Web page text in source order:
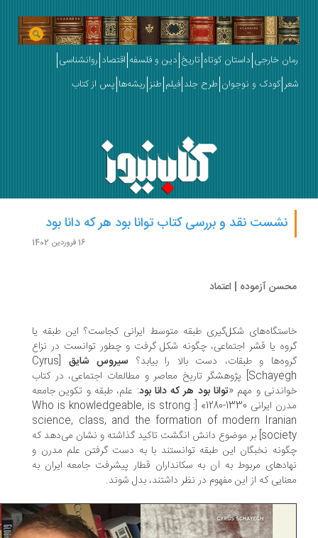
خارجی داستان کوتاه تاریخ دین و فلسفه اقتصاد روانشناسی
کودک و نوجوان طرح جلد فیلم طنز ریشه‌ها پس از کتاب
نشست نقد و بررسی کتاب توانا بود هر که دانا بود
آزموده | اعتماد
شکل‌گیری طبقه متوسط ایرانی کجاست؟ این طبقه یا
یا قشر اجتماعی، چگونه شکل گرفت و چطور توانست در نزاع
و طبقات، دست بالا را بیابد؟سیروس شایق [Cyrus
Schayegh] پژوهشگر تاریخ معاصر و مطالعات اجتماعی، در کتاب
و مهم «توانا بود هر که دانا بود: علم، طبقه و تکوین جامعه
مدرن ایرانی 1330-1280» [Who is knowledgeable, is strong :
science, class, and the formation of modern
society] بر موضوع دانش انگشت تاکید گذاشته و نشان می‌دهد که
نخبگان این طبقه توانستند با به دست گرفتن علم مدرن و
مربوط به آن به سکانداران قطار پیشرفت جامعه ایران به
که از این مفهوم در نظر داشتند، بدل شوند.